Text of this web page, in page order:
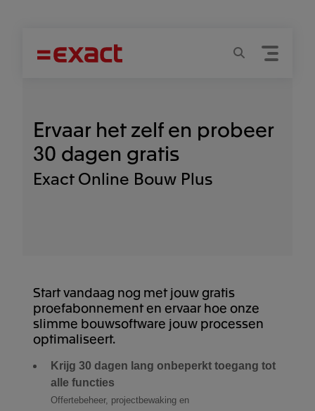
Menu
Zoeken
Ervaar het zelf en probeer
30 dagen gratis
Exact Online Bouw Plus
Start vandaag nog met jouw gratis
proefabonnement en ervaar hoe onze
slimme bouwsoftware jouw processen
optimaliseert.
Krijg 30 dagen lang onbeperkt toegang tot
alle functies
Offertebeheer, projectbewaking en